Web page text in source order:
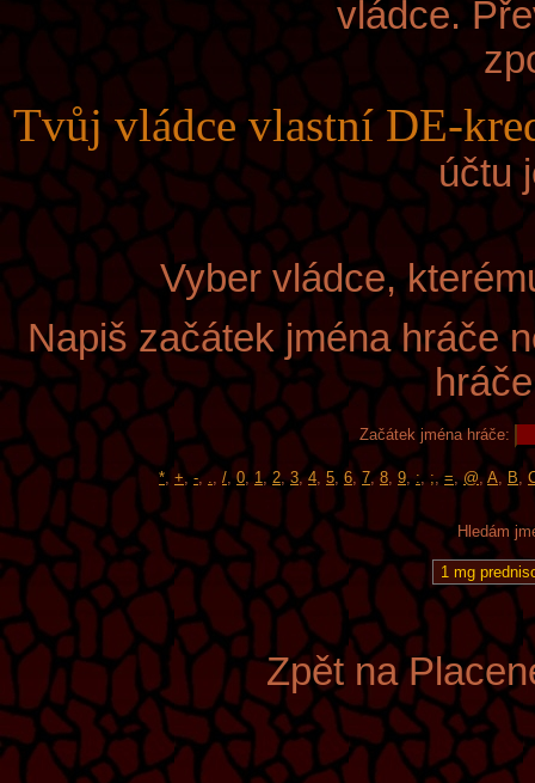
vládce.
Tvůj vládcevlastní DE-
účtu
Vyber vládce,
Napiš začátek jména hráče
Začátek jména hráče:
*, +,-,., /,0, 1, 2,3,4, 5, 6, 7,8, 9,:, ;,=,@, A, B,
Hledám
Zpět na